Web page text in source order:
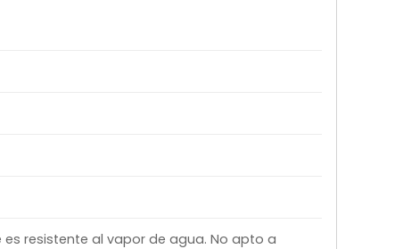
resistente al vapor de agua. No apto a